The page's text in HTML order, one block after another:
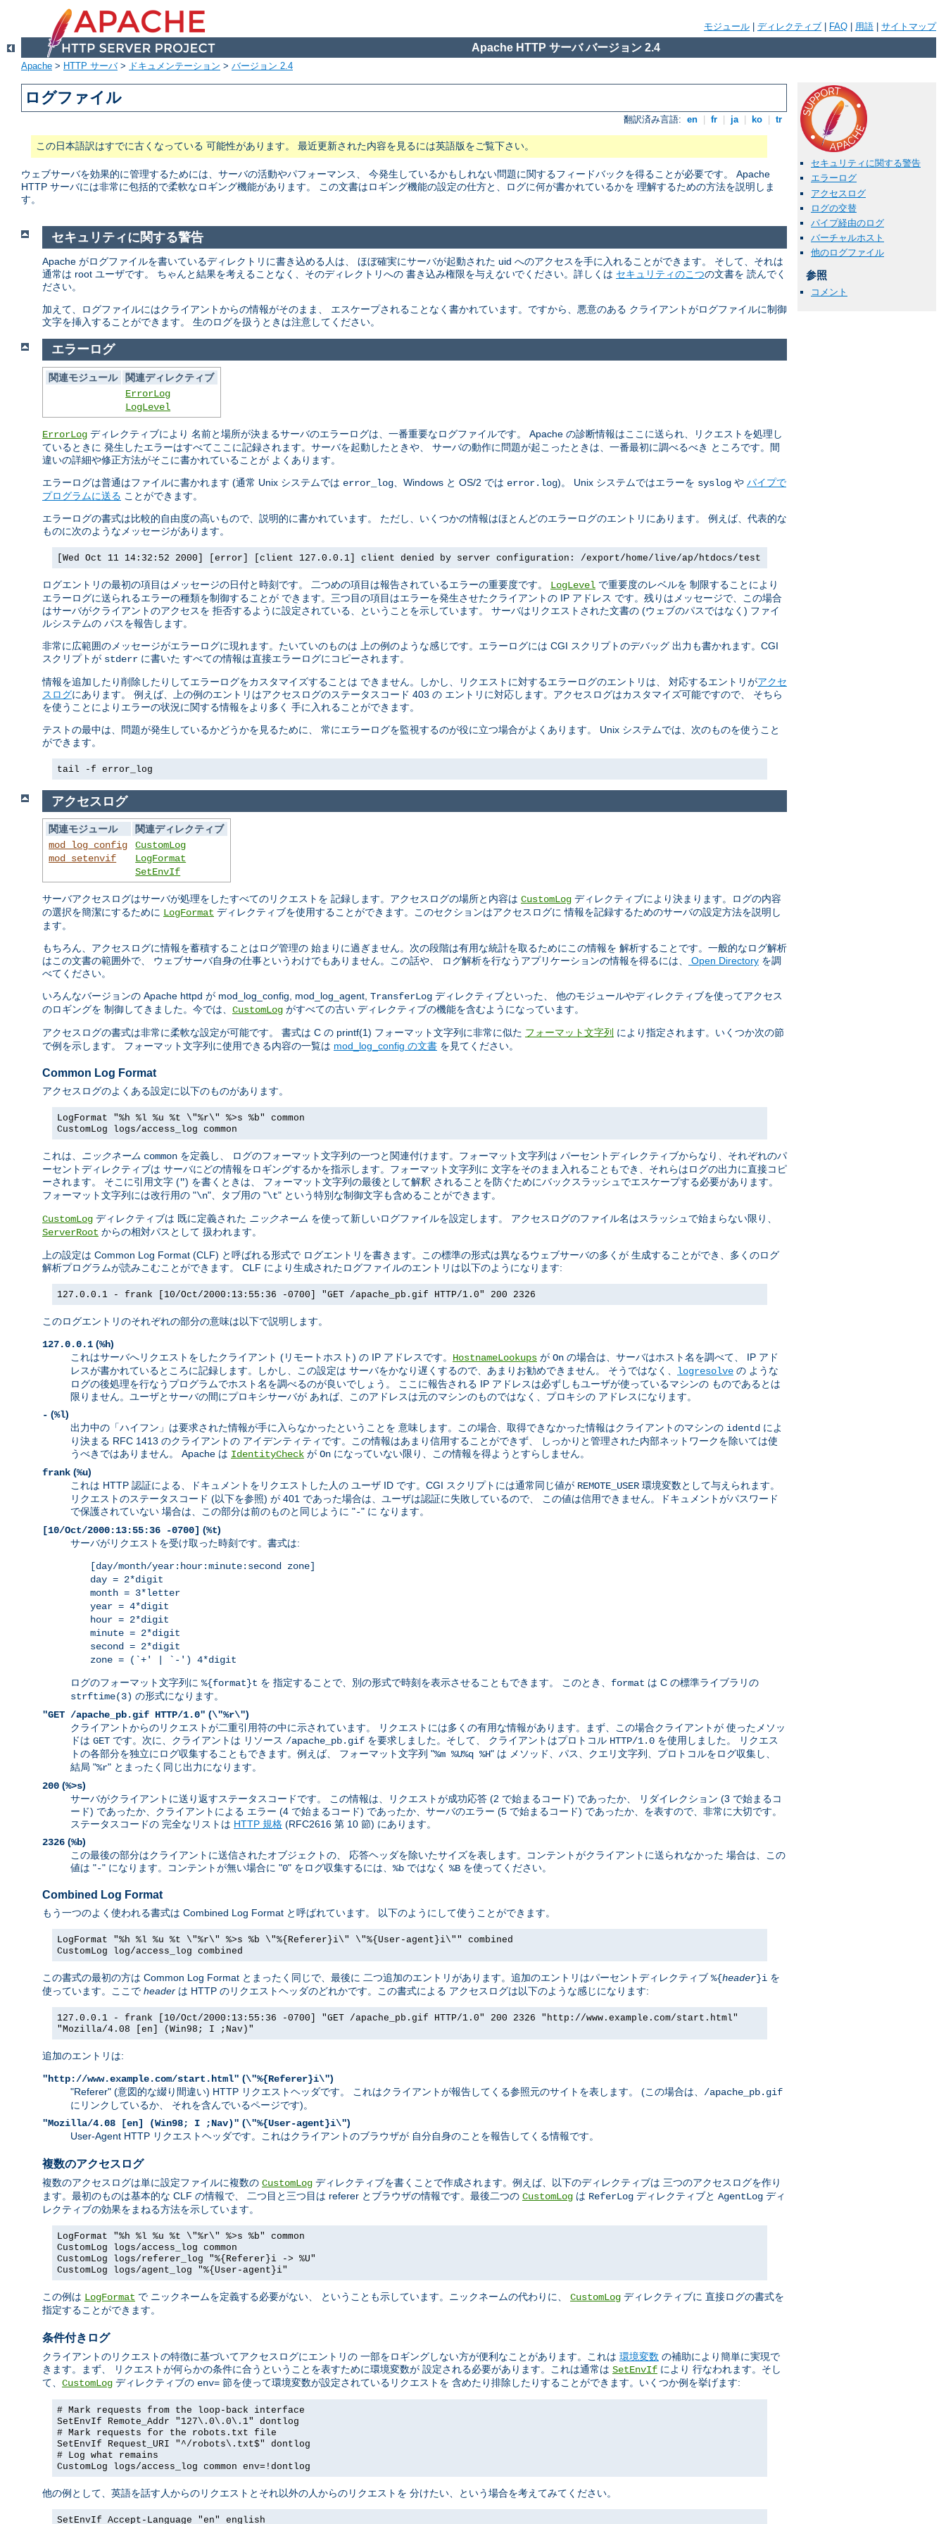
モジュール ディレクティブ FAQ 用語 サイトマップ
Apache HTTP サーバ バージョン 2.4
Apache > HTTP サーバ> ドキュメンテーション > バージョン 2.4
ログファイル
翻訳済み言語: en fr ja ko tr
この日本語訳はすでに古くなっている 可能性があります。 最近更新された内容を見るには英語版をご覧下さい。
ウェブサーバを効果的に管理するためには、サーバの活動やパフォーマンス、 今発生しているかもしれない問題に関するフィードバックを得ることが必要です。 Apache
HTTP サーバには非常に包括的で柔軟なロギング機能があります。 この文書はロギング機能の設定の仕方と、ログに何が書かれているかを 理解するための方法を説明しま
す。
セキュリティに関する警告
エラーログ
アクセスログ
ログの交替
パイプ経由のログ
バーチャルホスト
他のログファイル
参照
コメント
セキュリティに関する警告
Apache がログファイルを書いているディレクトリに書き込める人は、 ほぼ確実にサーバが起動された uid へのアクセスを手に入れることができます。 そして、それは
通常は root ユーザです。 ちゃんと結果を考えることなく、そのディレクトリへの 書き込み権限を与え ないでください。詳しくは セキュリティのこつの文書を 読んでく
ださい。
加えて、ログファイルにはクライアントからの情報がそのまま、 エスケープされることなく書かれています。ですから、悪意のある クライアントがログファイルに制御
文字を挿入することができます。 生のログを扱うときは注意してください。
エラーログ
関連モジュール
関連ディレクティブ
ErrorLog
LogLevel
ErrorLog ディレクティブにより 名前と場所が決まるサーバのエラーログは、一番重要なログファイルです。 Apache の診断情報はここに送られ、リクエストを処理し
ているときに 発生したエラーはすべてここに記録されます。サーバを起動したときや、 サーバの動作に問題が起こったときは、一番最初に調べるべき ところです。間
違いの詳細や修正方法がそこに書かれていることが よくあります。
エラーログは普通はファイルに書かれます (通常 Unix システムでは error_log 、Windows と OS/2 では error.log)。 Unix システムではエラーを syslog や パイプで
プログラムに送る ことができます。
エラーログの書式は比較的自由度の高いもので、説明的に書かれています。 ただし、いくつかの情報はほとんどのエラーログのエントリにあります。 例えば、代表的な
ものに次のようなメッセージがあります。
[Wed Oct 11 14:32:52 2000] [error] [client 127.0.0.1] client denied by server configuration: /export/home/live/ap/htdocs/test
ログエントリの最初の項目はメッセージの日付と時刻です。 二つめの項目は報告されているエラーの重要度です。 LogLevel で重要度のレベルを 制限することにより
エラーログに送られるエラーの種類を制御することが できます。三つ目の項目はエラーを発生させたクライアントの IP アドレス です。残りはメッセージで、この場合
はサーバがクライアントのアクセスを 拒否するように設定されている、ということを示しています。 サーバはリクエストされた文書の (ウェブのパスではなく) ファイ
ルシステムの パスを報告します。
非常に広範囲のメッセージがエラーログに現れます。たいていのものは 上の例のような感じです。エラーログには CGI スクリプトのデバッグ 出力も書かれます。CGI
スクリプトが stderr に書いた すべての情報は直接エラーログにコピーされます。
情報を追加したり削除したりしてエラーログをカスタマイズすることは できません。しかし、リクエストに対するエラーログのエントリは、 対応するエントリがアクセ
スログにあります。 例えば、上の例のエントリはアクセスログのステータスコード 403 の エントリに対応します。アクセスログはカスタマイズ可能ですので、 そちら
を使うことによりエラーの状況に関する情報をより多く 手に入れることができます。
テストの最中は、問題が発生しているかどうかを見るために、 常にエラーログを監視するのが役に立つ場合がよくあります。 Unix システムでは、次のものを使うこと
ができます。
tail -f error_log
アクセスログ
関連モジュール
関連ディレクティブ
mod_log_config
mod_setenvif
CustomLog
LogFormat
SetEnvIf
サーバアクセスログはサーバが処理をしたすべてのリクエストを 記録します。アクセスログの場所と内容は CustomLog ディレクティブにより決まります。ログの内容
の選択を簡潔にするために LogFormat ディレクティブを使用することができます。このセクションはアクセスログに 情報を記録するためのサーバの設定方法を説明し
ます。
もちろん、アクセスログに情報を蓄積することはログ管理の 始まりに過ぎません。次の段階は有用な統計を取るためにこの情報を 解析することです。一般的なログ解析
はこの文書の範囲外で、 ウェブサーバ自身の仕事というわけでもありません。この話や、 ログ解析を行なうアプリケーションの情報を得るには、
Open Directory を調
べてください。
いろんなバージョンの Apache httpd が mod_log_config, mod_log_agent, TransferLog ディレクティブといった、 他のモジュールやディレクティブを使ってアクセス
のロギングを 制御してきました。今では、 CustomLog がすべての古い ディレクティブの機能を含むようになっています。
アクセスログの書式は非常に柔軟な設定が可能です。 書式は C の printf(1) フォーマット文字列に非常に似た フォーマット文字列 により指定されます。いくつか次の節
で例を示します。 フォーマット文字列に使用できる内容の一覧は mod_log_config の文書 を見てください。
Common Log Format
アクセスログのよくある設定に以下のものがあります。
LogFormat "%h %l %u %t \"%r\" %>s %b" common
CustomLog logs/access_log common
これは、 ニックネーム common を定義し、 ログのフォーマット文字列の一つと関連付けます。フォーマット文字列は パーセントディレクティブからなり、それぞれのパ
ーセントディレクティブは サーバにどの情報をロギングするかを指示します。フォーマット文字列に 文字をそのまま入れることもでき、それらはログの出力に直接コピ
ーされます。 そこに引用文字 (") を書くときは、 フォーマット文字列の最後として解釈 されることを防ぐためにバックスラッシュでエスケープする必要があります。
フォーマット文字列には改行用の "\n"、タブ用の "\t" という特別な制御文字も含めることができます。
CustomLog ディレクティブは 既に定義された ニックネーム を使って新しいログファイルを設定します。 アクセスログのファイル名はスラッシュで始まらない限り、
ServerRoot からの相対パスとして 扱われます。
上の設定は Common Log Format (CLF) と呼ばれる形式で ログエントリを書きます。この標準の形式は異なるウェブサーバの多くが 生成することができ、多くのログ
解析プログラムが読みこむことができます。 CLF により生成されたログファイルのエントリは以下のようになります:
127.0.0.1 - frank [10/Oct/2000:13:55:36 -0700] "GET /apache_pb.gif HTTP/1.0" 200 2326
このログエントリのそれぞれの部分の意味は以下で説明します。
127.0.0.1 (%h)
これはサーバへリクエストをしたクライアント (リモートホスト) の IP アドレスです。 HostnameLookups が On の場合は、サーバはホスト名を調べて、 IP アド
レスが書かれているところに記録します。しかし、この設定は サーバをかなり遅くするので、あまりお勧めできません。 そうではなく、 logresolve の ような
ログの後処理を行なうプログラムでホスト名を調べるのが良いでしょう。 ここに報告される IP アドレスは必ずしもユーザが使っているマシンの ものであるとは
限りません。ユーザとサーバの間にプロキシサーバが あれば、このアドレスは元のマシンのものではなく、プロキシの アドレスになります。
- (%l)
出力中の「ハイフン」は要求された情報が手に入らなかったということを 意味します。この場合、取得できなかった情報はクライアントのマシンの identd によ
り決まる RFC 1413 のクライアントの アイデンティティです。この情報はあまり信用することができず、 しっかりと管理された内部ネットワークを除いては使
うべきではありません。 Apache は IdentityCheck が On になっていない限り、この情報を得ようとすらしません。
frank (%u)
これは HTTP 認証による、ドキュメントをリクエストした人の ユーザ ID です。CGI スクリプトには通常同じ値が REMOTE_USER 環境変数として与えられます。
リクエストのステータスコード (以下を参照) が 401 であった場合は、ユーザは認証に失敗しているので、 この値は信用できません。ドキュメントがパスワード
で保護されていない 場合は、この部分は前のものと同じように "-" に なります。
[10/Oct/2000:13:55:36 -0700] (%t)
サーバがリクエストを受け取った時刻です。書式は:
[day/month/year:hour:minute:second zone]
day = 2*digit
month = 3*letter
year = 4*digit
hour = 2*digit
minute = 2*digit
second = 2*digit
zone = (`+' | `-') 4*digit
ログのフォーマット文字列に %{format}t を 指定することで、別の形式で時刻を表示させることもできます。 このとき、 format は C の標準ライブラリの
strftime(3) の形式になります。
"GET /apache_pb.gif HTTP/1.0" (\"%r\")
クライアントからのリクエストが二重引用符の中に示されています。 リクエストには多くの有用な情報があります。まず、この場合クライアントが 使ったメソッ
ドは GET です。次に、クライアントは リソース /apache_pb.gif を要求しました。そして、 クライアントはプロトコル HTTP/1.0 を使用しました。 リクエス
トの各部分を独立にログ収集することもできます。例えば、 フォーマット文字列 "%m %U%q %H" は メソッド、パス、クエリ文字列、プロトコルをログ収集し、
結局 "%r" とまったく同じ出力になります。
200 (%>s)
サーバがクライアントに送り返すステータスコードです。 この情報は、リクエストが成功応答 (2 で始まるコード) であったか、 リダイレクション (3 で始まるコ
ード) であったか、クライアントによる エラー (4 で始まるコード) であったか、サーバのエラー (5 で始まるコード) であったか、を表すので、非常に大切です。
ステータスコードの 完全なリストは HTTP 規格 (RFC2616 第 10 節) にあります。
2326 (%b)
この最後の部分はクライアントに送信されたオブジェクトの、 応答ヘッダを除いたサイズを表します。コンテントがクライアントに送られなかった 場合は、この
値は "-" になります。コンテントが無い場合に "0" をログ収集するには、 %b ではなく %B を使ってください。
Combined Log Format
もう一つのよく使われる書式は Combined Log Format と呼ばれています。 以下のようにして使うことができます。
LogFormat "%h %l %u %t \"%r\" %>s %b \"%{Referer}i\" \"%{User-agent}i\"" combined
CustomLog log/access_log combined
この書式の最初の方は Common Log Format とまったく同じで、最後に 二つ追加のエントリがあります。追加のエントリはパーセントディレクティブ %{header}i を
使っています。ここで header は HTTP のリクエストヘッダのどれかです。この書式による アクセスログは以下のような感じになります:
127.0.0.1 - frank [10/Oct/2000:13:55:36 -0700] "GET /apache_pb.gif HTTP/1.0" 200 2326 "http://www.example.com/start.html"
"Mozilla/4.08 [en] (Win98; I ;Nav)"
追加のエントリは:
"http://www.example.com/start.html" (\"%{Referer}i\")
"Referer" (意図的な綴り間違い) HTTP リクエストヘッダです。 これはクライアントが報告してくる参照元のサイトを表します。 (この場合は、 /apache_pb.gif
にリンクしているか、 それを含んでいるページです)。
"Mozilla/4.08 [en] (Win98; I ;Nav)" (\"%{User-agent}i\")
User-Agent HTTP リクエストヘッダです。これはクライアントのブラウザが 自分自身のことを報告してくる情報です。
複数のアクセスログ
複数のアクセスログは単に設定ファイルに複数の CustomLog ディレクティブを書くことで作成されます。例えば、以下のディレクティブは 三つのアクセスログを作り
ます。最初のものは基本的な CLF の情報で、 二つ目と三つ目は referer とブラウザの情報です。最後二つの CustomLog は ReferLog ディレクティブと AgentLog ディ
レクティブの効果をまねる方法を示しています。
LogFormat "%h %l %u %t \"%r\" %>s %b" common
CustomLog logs/access_log common
CustomLog logs/referer_log "%{Referer}i -> %U"
CustomLog logs/agent_log "%{User-agent}i"
この例は LogFormat で ニックネームを定義する必要がない、 ということも示しています。ニックネームの代わりに、 CustomLog ディレクティブに 直接ログの書式を
指定することができます。
条件付きログ
クライアントのリクエストの特徴に基づいてアクセスログにエントリの 一部をロギングしない方が便利なことがあります。これは 環境変数 の補助により簡単に実現で
きます。まず、 リクエストが何らかの条件に合うということを表すために環境変数が 設定される必要があります。これは通常は SetEnvIf により 行なわれます。そし
て、 CustomLog ディレクティブの env= 節を使って環境変数が設定されているリクエストを 含めたり排除したりすることができます。いくつか例を挙げます:
# Mark requests from the loop-back interface
SetEnvIf Remote_Addr "127\.0\.0\.1" dontlog
# Mark requests for the robots.txt file
SetEnvIf Request_URI "^/robots\.txt$" dontlog
# Log what remains
CustomLog logs/access_log common env=!dontlog
他の例として、英語を話す人からのリクエストとそれ以外の人からのリクエストを 分けたい、という場合を考えてみてください。
SetEnvIf Accept-Language "en" english